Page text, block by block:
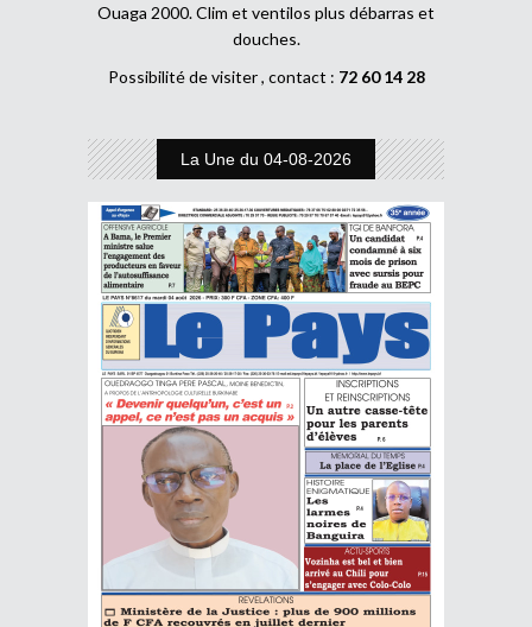
Ouaga 2000. Clim et ventilos plus débarras et
douches.
Possibilité de visiter , contact : 72 60 14 28
La Une du 04-08-2026